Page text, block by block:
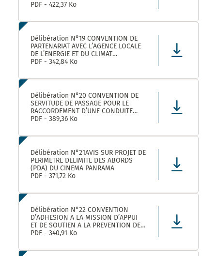
COOPERATIVE D’INTERET COLLECTIF
CAPITAL – APPROBATION –
PDF - 422,37 Ko
Délibération N°19 CONVENTION DE
PARTENARIAT AVEC L’AGENCE LOCALE
DE L’ENERGIE ET DU CLIMAT
MONTPELLIER METROPOLE :
PDF - 342,84 Ko
Délibération N°20 CONVENTION DE
SERVITUDE DE PASSAGE POUR LE
RACCORDEMENT D’UNE CONDUITE
EAUX PLUVIALES DANS LE CADRE DE
AVENUE DE L’EUROPE SUR LA
PDF - 389,36 Ko
Délibération N°21AVIS SUR PROJET DE
PERIMETRE DELIMITE DES ABORDS
(PDA) DU CINEMA PANRAMA
PDF - 371,72 Ko
Délibération N°22 CONVENTION
D’ADHESION A LA MISSION D’APPUI
ET DE SOUTIEN A LA PREVENTION DES
RISQUES PROFESSIONNELS
PDF - 340,91 Ko